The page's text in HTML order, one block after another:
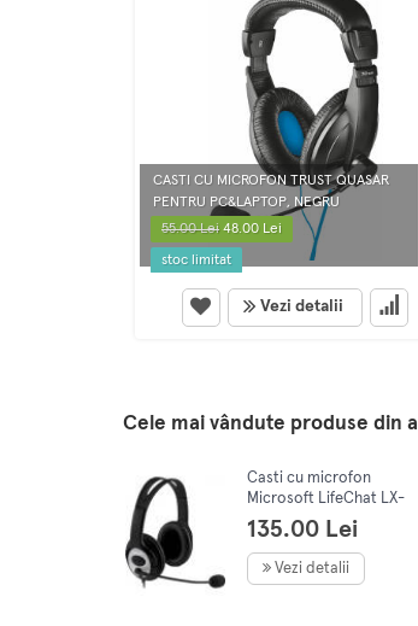
CASTI CU MICROFON TRUST QUASAR
PENTRU PC&LAPTOP, NEGRU
55.00 Lei48.00 Lei
stoc limitat
Vezi detalii
Cele mai vândute produse din
Casti cu microfon
Microsoft LifeChat LX-
3000, USB, Negru
135.00 Lei
Vezi detalii